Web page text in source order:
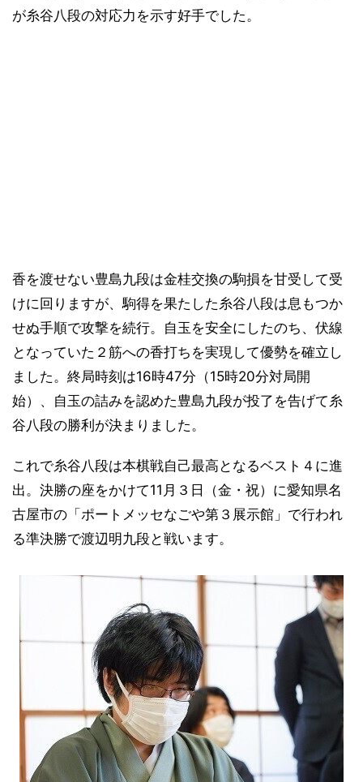
が糸谷八段の対応力を示す好手でした。
香を渡せない豊島九段は金桂交換の駒損を甘受して受
けに回りますが、駒得を果たした糸谷八段は息もつか
せぬ手順で攻撃を続行。自玉を安全にしたのち、伏線
となっていた２筋への香打ちを実現して優勢を確立し
ました。終局時刻は16時47分（15時20分対局開
始）、自玉の詰みを認めた豊島九段が投了を告げて糸
谷八段の勝利が決まりました。
これで糸谷八段は本棋戦自己最高となるベスト４に進
出。決勝の座をかけて11月３日（金・祝）に愛知県名
古屋市の「ポートメッセなごや第３展示館」で行われ
る準決勝で渡辺明九段と戦います。